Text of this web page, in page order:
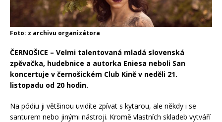
Foto: z archivu organizátora
ČERNOŠICE – Velmi talentovaná mladá slovenská
zpěvačka, hudebnice a autorka Eniesa neboli San
koncertuje v černošickém Club Kině v neděli 21.
listopadu od 20 hodin.
Na pódiu ji většinou uvidíte zpívat s kytarou, ale někdy i se
santurem nebo jinými nástroji. Kromě vlastních skladeb vytváří